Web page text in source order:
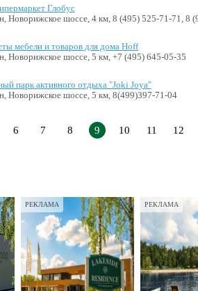
Глобус
Новорижское шоссе, 4 км, 8 (495) 525-71-71, 8
мебели и товаров для дома Hoff
Новорижское шоссе, 5 км, +7 (495) 645-05-35
парк активного отдыха "Joki Joya"
Новорижское шоссе, 5 км, 8(499)397-71-04
6 7 8 9 10 11 12
РЕКЛАМА РЕКЛАМА